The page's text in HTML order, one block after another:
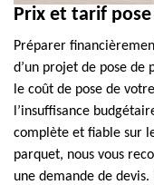
Prix et tarif
Préparer
d’un projet de pose
le coût de pose de
l’insuffisance
complète et fiable sur
parquet, nous vous
une demande de